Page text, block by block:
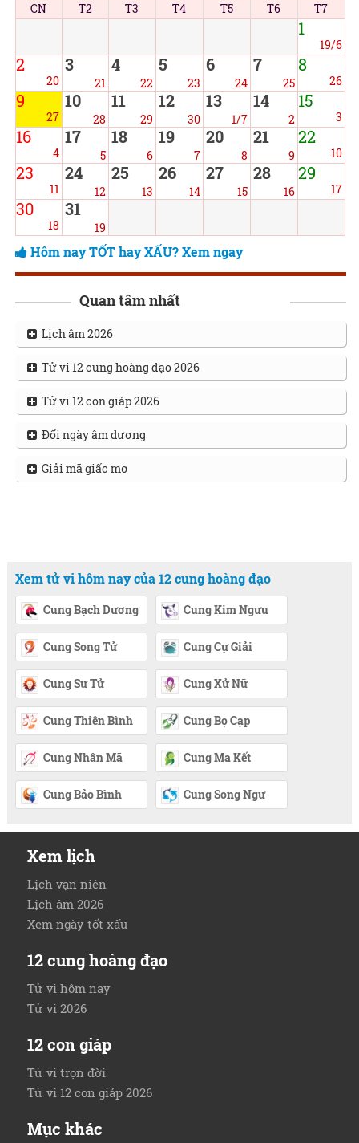
CN T2 T3 T4 T5 T6 T7
1
19/6
2
20
3
21
4
22
5
23
6
24
7
25
8
26
9
27
10
28
11
29
12
30
13
1/7
14
2
15
3
16
4
17
5
18
6
19
7
20
8
21
9
22
10
23
11
24
12
25
13
26
14
27
15
28
16
29
17
30
18
31
19
Hôm nay TỐT hay XẤU? Xem ngay
Quan tâm nhất
Lịch âm 2026
Tử vi 12 cung hoàng đạo 2026
Tử vi 12 con giáp 2026
Đổi ngày âm dương
Giải mã giấc mơ
Xem tử vi hôm nay của 12 cung hoàng đạo
Cung Bạch Dương Cung Kim Ngưu
Cung Song Tử Cung Cự Giải
Cung Sư Tử Cung Xử Nữ
Cung Thiên Bình Cung Bọ Cạp
Cung Nhân Mã Cung Ma Kết
Cung Bảo Bình Cung Song Ngư
Xem lịch
Lịch vạn niên
Lịch âm 2026
Xem ngày tốt xấu
12 cung hoàng đạo
Tử vi hôm nay
Tử vi 2026
12 con giáp
Tử vi trọn đời
Tử vi 12 con giáp 2026
Mục khác